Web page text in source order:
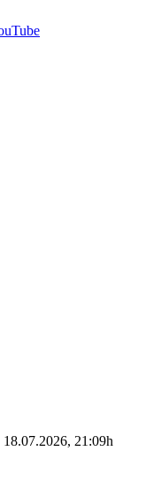
18.07.2026, 21:09h